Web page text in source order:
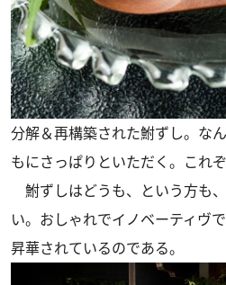
分解＆再構築された鮒ずし。な
もにさっぱりといただく。これぞ
鮒ずしはどうも、という方も
い。おしゃれでイノベーティヴ
昇華されているのである。